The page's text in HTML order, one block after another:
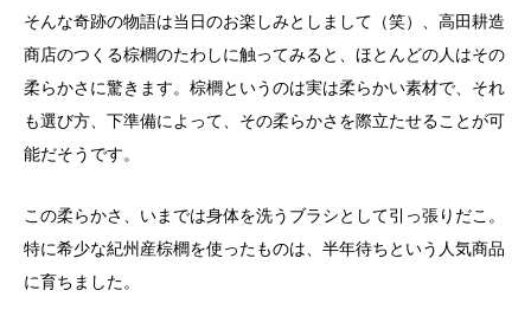
そんな奇跡の物語は当日のお楽しみとしまして（笑）、高田耕造
商店のつくる棕櫚のたわしに触ってみると、ほとんどの人はその
柔らかさに驚きます。棕櫚というのは実は柔らかい素材で、それ
も選び方、下準備によって、その柔らかさを際立たせることが可
能だそうです。
この柔らかさ、いまでは身体を洗うブラシとして引っ張りだこ。
特に希少な紀州産棕櫚を使ったものは、半年待ちという人気商品
に育ちました。